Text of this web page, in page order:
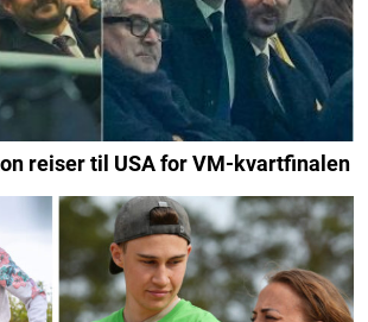
reiser til USA for VM-kvartfinalen